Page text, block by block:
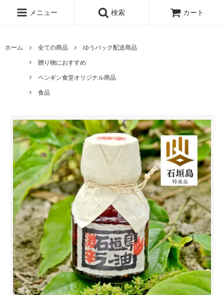
メニュー 検索 カート
ホーム 全ての商品
ゆうパック配送商品
贈り物におすすめ
ペンギン食堂オリジナル商品
食品